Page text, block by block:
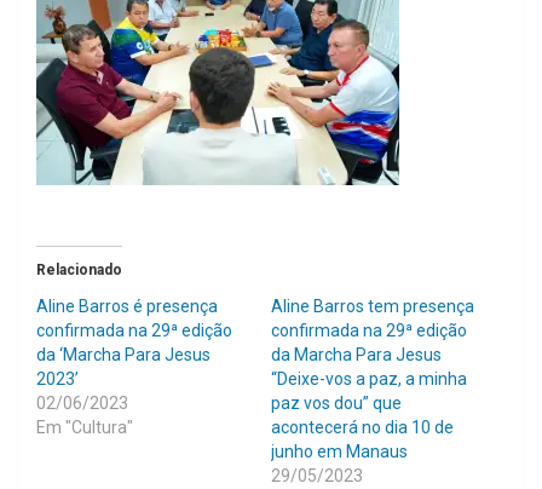
Relacionado
Aline Barros é presença
confirmada na 29ª edição
da ‘Marcha Para Jesus
2023’
02/06/2023
Em "Cultura"
Aline Barros tem presença
confirmada na 29ª edição
da Marcha Para Jesus
“Deixe-vos a paz, a minha
paz vos dou” que
acontecerá no dia 10 de
junho em Manaus
29/05/2023